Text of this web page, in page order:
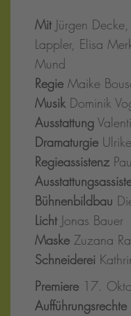
Mit Jürgen
Lappler, Elisa
Mund
Regie Maike
Musik Dominik
Ausstattung
Dramaturgie
Regieassistenz
Bühnenbildbau
Licht Jonas Bauer
Maske Zuzana
Schneiderei
Premiere 17.
Aufführungsrechte